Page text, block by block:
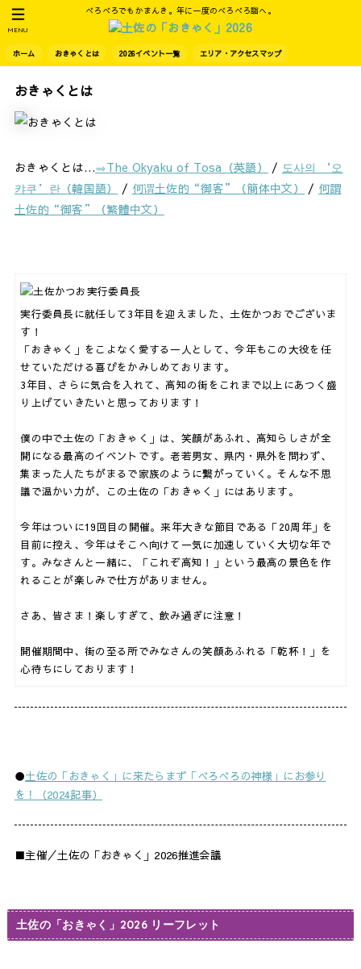
べろべろでもかまんき。年に一度のべろべろ詣へ。
ホーム おきゃくとは 2026イベント一覧 エリア・アクセスマップ
MENU
おきゃくとは
おきゃくとは…⇒The Okyaku of Tosa（英語） / 도사의 ‘오
캬쿠’란（韓国語）
/ 何谓土佐的“御客”（簡体中文） / 何謂
土佐的“御客”（繁體中文）
実行委員長に就任して3年目を迎えました、土佐かつおでございま
す！
「おきゃく」をこよなく愛する一人として、今年もこの大役を任
せていただける喜びをかみしめております。
3年目、さらに気合を入れて、高知の街をこれまで以上にあつく盛
り上げていきたいと思っております！
僕の中で土佐の「おきゃく」は、笑顔があふれ、高知らしさが全
開になる最高のイベントです。老若男女、県内・県外を問わず、
集まった人たちがまるで家族のように繋がっていく。そんな不思
議で温かい力が、この土佐の「おきゃく」にはあります。
今年はついに19回目の開催。来年大きな節目である「20周年」を
目前に控え、今年はそこへ向けて一気に加速していく大切な年で
す。みなさんと一緒に、「これぞ高知！」という最高の景色を作
れることが楽しみで仕方がありません。
さあ、皆さま！楽しすぎて、飲み過ぎに注意！
開催期間中、街の至る所でみなさんの笑顔あふれる「乾杯！」を
心待ちにしております！
●土佐の「おきゃく」に来たらまず「べろべろの神様」にお参り
を！（2024記事）
■主催／土佐の「おきゃく」2026推進会議
土佐の「おきゃく」2026 リーフレット